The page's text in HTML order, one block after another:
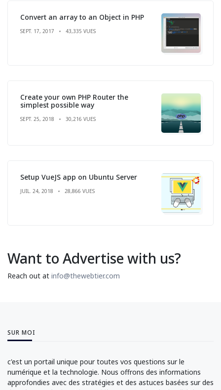
Convert an array to an Object in PHP
SEPT. 17, 2017 43,335 VUES
Create your own PHP Router the
simplest possible way
SEPT. 25, 2018 30,216 VUES
Setup VueJS app on Ubuntu Server
JUIL. 24, 2018 28,866 VUES
Want to Advertise with us?
Reach out at info@thewebtier.com
SUR MOI
c'est un portail unique pour toutes vos questions sur le
numérique et la technologie. Nous offrons des informations
approfondies avec des stratégies et des astuces basées sur des